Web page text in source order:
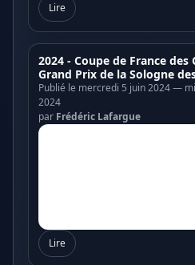
Lire
2024 - Coupe de France des
Grand Prix de la Sologne
Publié le mercredi 5 juin 2024 —
2024
par Frédéric Lafargue
Lire